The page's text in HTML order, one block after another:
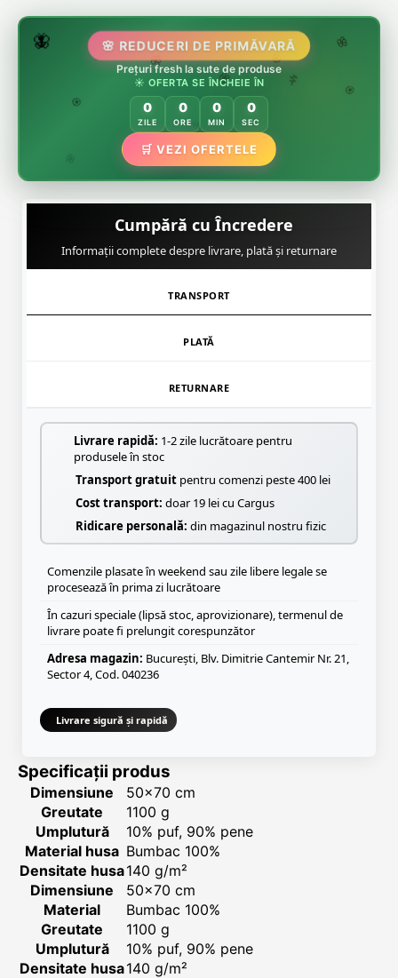
🌸
🌸
🌿
🌸
🏵️
🌷
🦋 🌸 REDUCERI DE PRIMĂVARĂ
Prețuri fresh la sute de produse
☀️ OFERTA SE ÎNCHEIE ÎN
0
ZILE
0
ORE
0
MIN
0
SEC
🛒 VEZI OFERTELE
Cumpără cu Încredere
Informații complete despre livrare, plată și returnare
TRANSPORT
PLATĂ
RETURNARE
Livrare rapidă: 1-2 zile lucrătoare pentru
produsele în stoc
Transport gratuit pentru comenzi peste 400 lei
Cost transport: doar 19 lei cu Cargus
Ridicare personală: din magazinul nostru fizic
Comenzile plasate în weekend sau zile libere legale se
procesează în prima zi lucrătoare
În cazuri speciale (lipsă stoc, aprovizionare), termenul de
livrare poate fi prelungit corespunzător
Adresa magazin: București, Blv. Dimitrie Cantemir Nr. 21,
Sector 4, Cod. 040236
Livrare sigură și rapidă
Specificații produs
Dimensiune
50x70 cm
Greutate
1100 g
Umplutură
10% puf, 90% pene
Material husa Bumbac 100%
Densitate husa140 g/m²
Dimensiune
50x70 cm
Material
Bumbac 100%
Greutate
1100 g
Umplutură
10% puf, 90% pene
Densitate husa140 g/m²